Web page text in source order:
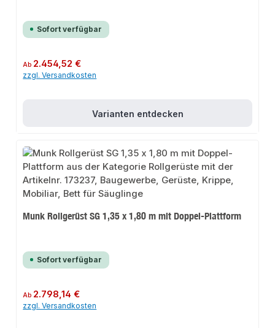
Sofort verfügbar
Regulärer Preis:
Ab 2.454,52 €
zzgl. Versandkosten
Varianten entdecken
Munk Rollgerüst SG 1,35 x 1,80 m mit Doppel-Plattform
Sofort verfügbar
Regulärer Preis:
Ab 2.798,14 €
zzgl. Versandkosten